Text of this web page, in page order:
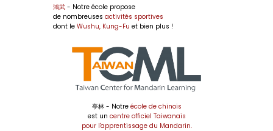
鴻武- Notre école propose
de nombreuses activités sportives
dont le Wushu, Kung-Fu et bien plus !
亭林 - Notre école de chinois
est un centre officiel Taiwanais
pour l'apprentissage du Mandarin.